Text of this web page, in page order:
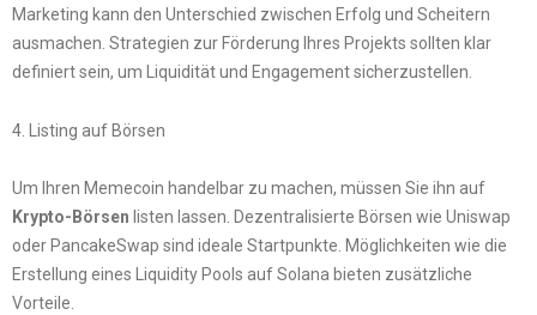
Marketing kann den Unterschied zwischen Erfolg und Scheitern
ausmachen. Strategien zur Förderung Ihres Projekts sollten klar
definiert sein, um Liquidität und Engagement sicherzustellen.
4. Listing auf Börsen
Um Ihren Memecoin handelbar zu machen, müssen Sie ihn auf
Krypto-Börsen listen lassen. Dezentralisierte Börsen wie Uniswap
oder PancakeSwap sind ideale Startpunkte. Möglichkeiten wie die
Erstellung eines Liquidity Pools auf Solana bieten zusätzliche
Vorteile.